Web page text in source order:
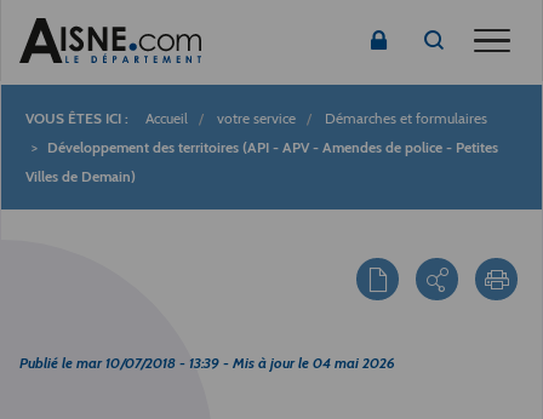
Fil
d'Ariane
Accueil votre service
Démarches et formulaires
Développement des territoires (API - APV - Amendes de police - Petites
Villes de Demain)
Publié le mar 10/07/2018 - 13:39 - Mis à jour le 04 mai 2026